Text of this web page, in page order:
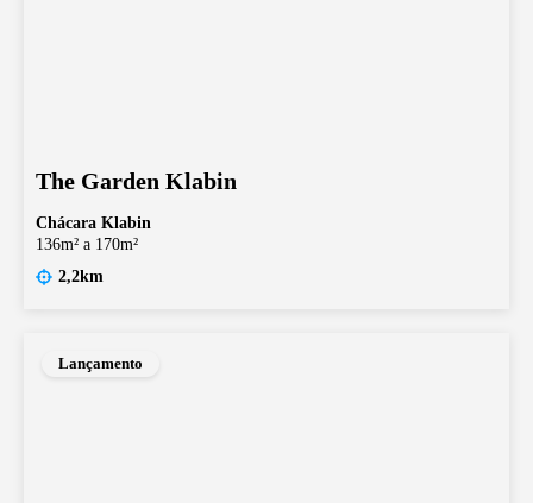
The Garden Klabin
Chácara Klabin
136m² a 170m²
2,2km
Lançamento